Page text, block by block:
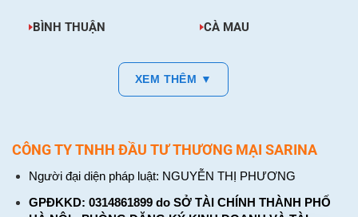
BÌNH THUẬN CÀ MAU
XEM THÊM ▼
CÔNG TY TNHH ĐẦU TƯ THƯƠNG MẠI SARINA
Người đại diện pháp luật: NGUYỄN THỊ PHƯƠNG
GPĐKKD: 0314861899 do SỞ TÀI CHÍNH THÀNH PHỐ